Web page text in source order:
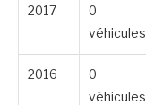
2017
0
véhicules
2016
0
véhicules